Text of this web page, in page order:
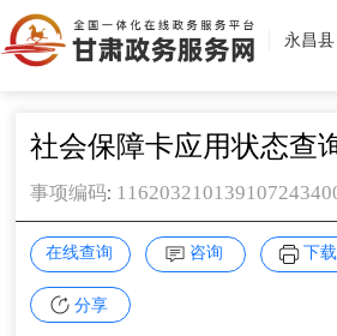
永昌县
社会保障卡应用状态查
事项编码:
在线查询 咨询 下载
分享